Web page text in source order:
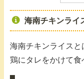
海南チキンライ
海南チキンライス
鶏にタレをかけて食